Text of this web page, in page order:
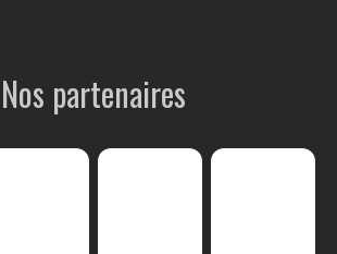
Nos partenaires